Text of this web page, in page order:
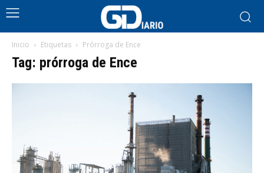
Inicio Etiquetas Prórroga de Ence
Tag: prórroga de Ence